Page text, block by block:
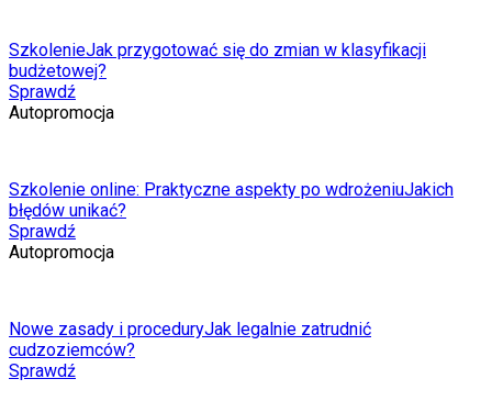
SzkolenieJak przygotować się do zmian w klasyfikacji
budżetowej?
Sprawdź
Autopromocja
Szkolenie online: Praktyczne aspekty po wdrożeniuJakich
błędów unikać?
Sprawdź
Autopromocja
Nowe zasady i proceduryJak legalnie zatrudnić
cudzoziemców?
Sprawdź